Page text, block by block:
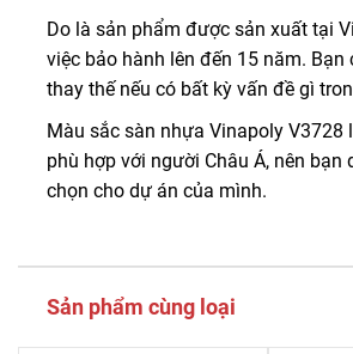
Do là sản phẩm được sản xuất tại
việc bảo hành lên đến 15 năm. Bạn
thay thế nếu có bất kỳ vấn đề gì
Màu sắc sàn nhựa Vinapoly V3728
phù hợp với người Châu Á, nên bạn
chọn cho dự án của mình.
Sản phẩm cùng loại